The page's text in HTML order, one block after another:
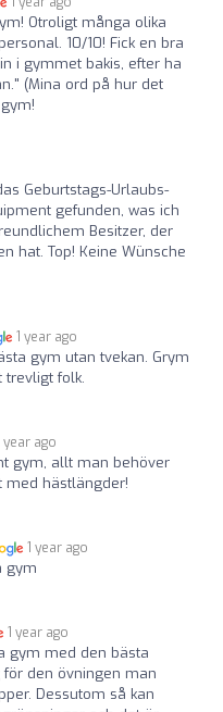
Otroligt många olika
10/10! Fick en bra
i gymmet bakis, efter ha
(Mina ord på hur det
Geburtstags-Urlaubs-
gefunden, was ich
Besitzer, der
hat. Top! Keine Wünsche
1 year ago
gym utan tvekan. Grym
trevligt folk.
year ago
gym, allt man behöver
med hästlängder!
1 year ago
gym
1 year ago
gym med den bästa
den övningen man
Dessutom så kan